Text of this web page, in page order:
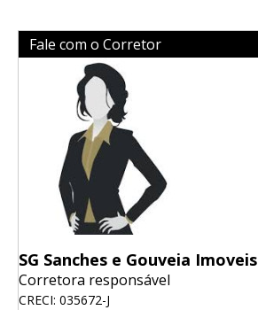
Fale com o Corretor
SG Sanches e Gouveia Imoveis
Corretora responsável
CRECI: 035672-J